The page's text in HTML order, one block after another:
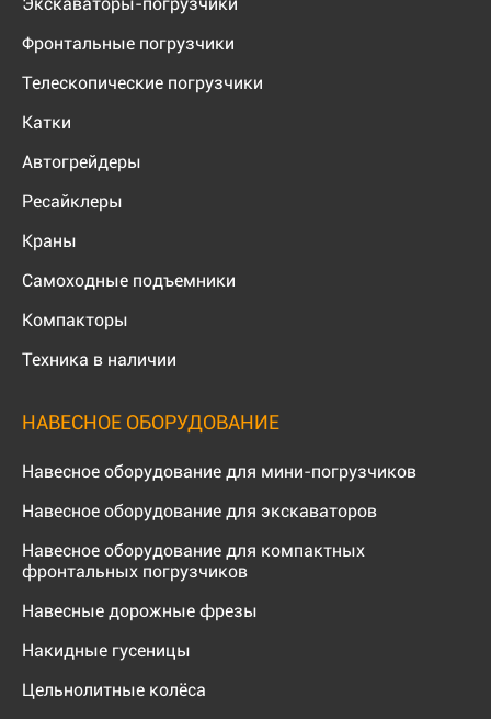
Фронтальные погрузчики
Телескопические погрузчики
Катки
Автогрейдеры
Ресайклеры
Краны
Самоходные подъемники
Компакторы
Техника в наличии
НАВЕСНОЕ ОБОРУДОВАНИЕ
Навесное оборудование для мини-погрузчиков
Навесное оборудование для экскаваторов
Навесное оборудование для компактных
фронтальных погрузчиков
Навесные дорожные фрезы
Накидные гусеницы
Цельнолитные колёса